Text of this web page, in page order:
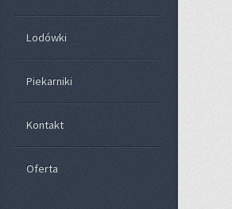
Lodówki
Piekarniki
Kontakt
Oferta